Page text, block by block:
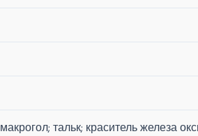
тальк; краситель железа